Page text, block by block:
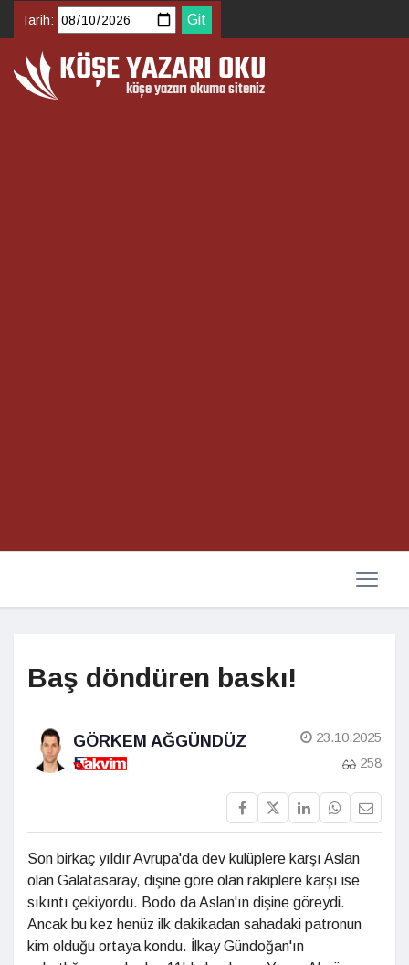
Tarih:
Baş döndüren baskı!
GÖRKEM AĞGÜNDÜZ
23.10.2025
258
Son birkaç yıldır Avrupa'da dev kulüplere karşı Aslan
olan Galatasaray, dişine göre olan rakiplere karşı ise
sıkıntı çekiyordu. Bodo da Aslan'ın dişine göreydi.
Ancak bu kez henüz ilk dakikadan sahadaki patronun
kim olduğu ortaya kondu. İlkay Gündoğan'ın